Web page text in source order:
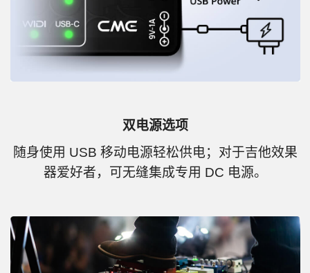
双电源选项
随身使用 USB 移动电源轻松供电；对于吉他效果
器爱好者，可无缝集成专用 DC 电源。